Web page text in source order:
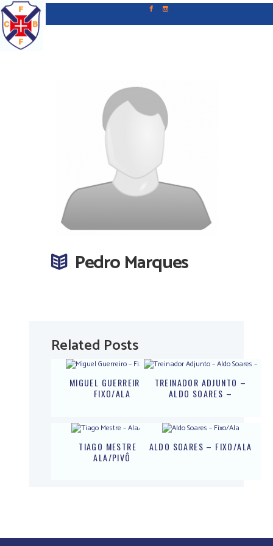
Pedro Marques
Related Posts
MIGUEL GUERREIRO –
FIXO/ALA
TREINADOR ADJUNTO –
ALDO SOARES –
TIAGO MESTRE –
ALA/PIVÔ
ALDO SOARES – FIXO/ALA